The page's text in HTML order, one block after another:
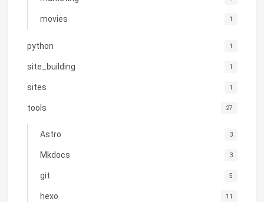
movies 1
python 1
site_building 1
sites 1
tools 27
Astro 3
Mkdocs 3
git 5
hexo 11